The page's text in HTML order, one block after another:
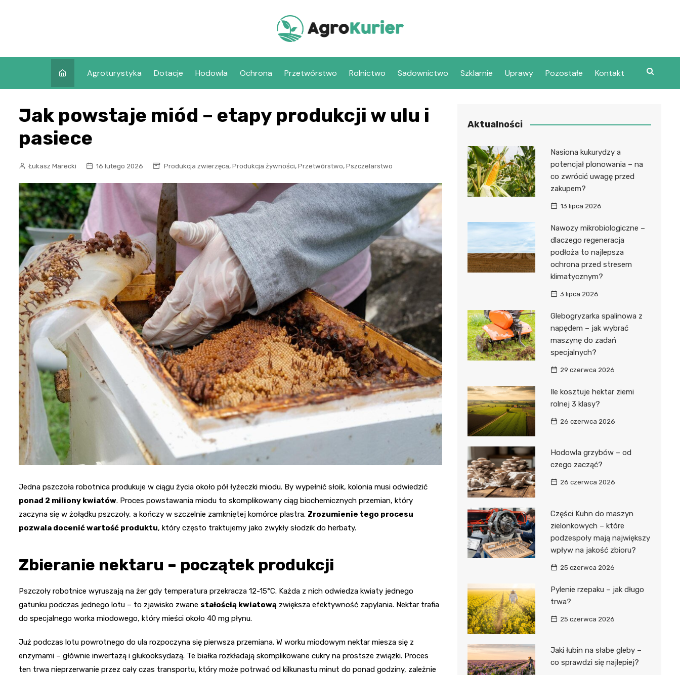
Agroturystyka Dotacje Hodowla Ochrona Przetwórstwo Rolnictwo Sadownictwo Szklarnie Uprawy Pozostałe Kontakt
Jak powstaje miód – etapy produkcji w ulu i
pasiece
Łukasz Marecki 16 lutego 2026 Produkcja zwierzęca, Produkcja żywności, Przetwórstwo, Pszczelarstwo
Jedna pszczoła robotnica produkuje w ciągu życia około pół łyżeczki miodu. By wypełnić słoik, kolonia musi odwiedzić
ponad 2 miliony kwiatów. Proces powstawania miodu to skomplikowany ciąg biochemicznych przemian, który
zaczyna się w żołądku pszczoły, a kończy w szczelnie zamkniętej komórce plastra. Zrozumienie tego procesu
pozwala docenić wartość produktu, który często traktujemy jako zwykły słodzik do herbaty.
Zbieranie nektaru – początek produkcji
Pszczoły robotnice wyruszają na żer gdy temperatura przekracza 12-15°C. Każda z nich odwiedza kwiaty jednego
gatunku podczas jednego lotu – to zjawisko zwane stałością kwiatową zwiększa efektywność zapylania. Nektar trafia
do specjalnego worka miodowego, który mieści około 40 mg płynu.
Już podczas lotu powrotnego do ula rozpoczyna się pierwsza przemiana. W worku miodowym nektar miesza się z
enzymami – głównie inwertazą i glukooksydazą. Te białka rozkładają skomplikowane cukry na prostsze związki. Proces
ten trwa nieprzerwanie przez cały czas transportu, który może potrwać od kilkunastu minut do ponad godziny, zależnie
Aktualności
Nasiona kukurydzy a
potencjał plonowania – na
co zwrócić uwagę przed
zakupem?
13 lipca 2026
Nawozy mikrobiologiczne –
dlaczego regeneracja
podłoża to najlepsza
ochrona przed stresem
klimatycznym?
3 lipca 2026
Glebogryzarka spalinowa z
napędem – jak wybrać
maszynę do zadań
specjalnych?
29 czerwca 2026
Ile kosztuje hektar ziemi
rolnej 3 klasy?
26 czerwca 2026
Hodowla grzybów – od
czego zacząć?
26 czerwca 2026
Części Kuhn do maszyn
zielonkowych – które
podzespoły mają największy
wpływ na jakość zbioru?
25 czerwca 2026
Pylenie rzepaku – jak długo
trwa?
25 czerwca 2026
Jaki łubin na słabe gleby –
co sprawdzi się najlepiej?